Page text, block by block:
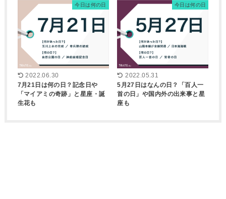
今日は何の日
2022.06.30
7月21日は何の日？記念日や
「マイアミの奇跡」と星座・誕
生花も
今日は何の日
2022.05.31
5月27日はなんの日？「百人一
首の日」や国内外の出来事と星
座も